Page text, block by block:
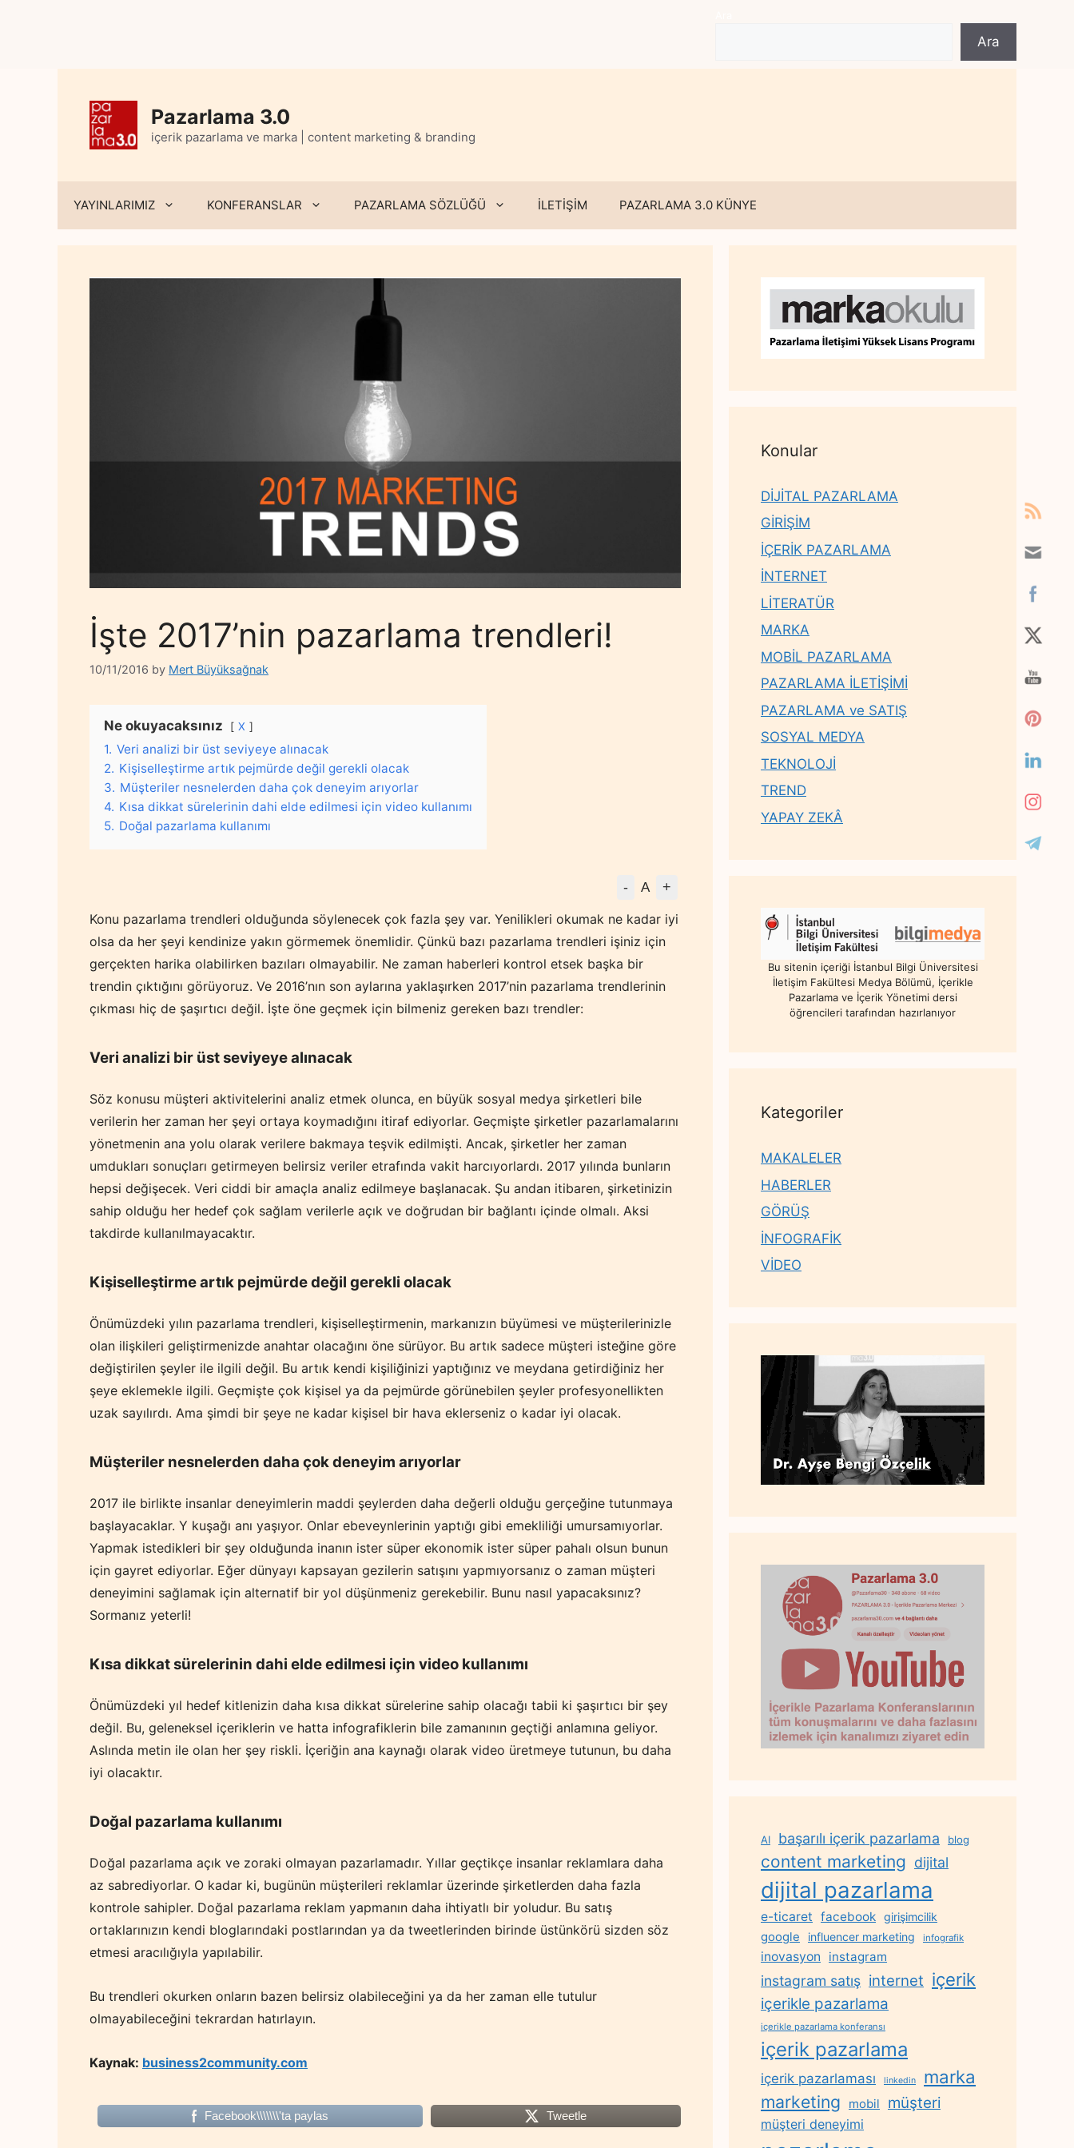
Ara
Pazarlama 3.0
içerik pazarlama ve marka | content marketing & branding
YAYINLARIMIZ KONFERANSLAR PAZARLAMA SÖZLÜĞÜ İLETİŞİM PAZARLAMA 3.0 KÜNYE
İşte 2017’nin pazarlama trendleri!
10/11/2016 by Mert Büyüksağnak
Ne okuyacaksınız X
1. Veri analizi bir üst seviyeye alınacak
2. Kişiselleştirme artık pejmürde değil gerekli olacak
3. Müşteriler nesnelerden daha çok deneyim arıyorlar
4. Kısa dikkat sürelerinin dahi elde edilmesi için video kullanımı
5. Doğal pazarlama kullanımı
- A
+
Konu pazarlama trendleri olduğunda söylenecek çok fazla şey var. Yenilikleri okumak ne kadar iyi
olsa da her şeyi kendinize yakın görmemek önemlidir. Çünkü bazı pazarlama trendleri işiniz için
gerçekten harika olabilirken bazıları olmayabilir. Ne zaman haberleri kontrol etsek başka bir
trendin çıktığını görüyoruz. Ve 2016’nın son aylarına yaklaşırken 2017’nin pazarlama trendlerinin
çıkması hiç de şaşırtıcı değil. İşte öne geçmek için bilmeniz gereken bazı trendler:
Veri analizi bir üst seviyeye alınacak
Söz konusu müşteri aktivitelerini analiz etmek olunca, en büyük sosyal medya şirketleri bile
verilerin her zaman her şeyi ortaya koymadığını itiraf ediyorlar. Geçmişte şirketler pazarlamalarını
yönetmenin ana yolu olarak verilere bakmaya teşvik edilmişti. Ancak, şirketler her zaman
umdukları sonuçları getirmeyen belirsiz veriler etrafında vakit harcıyorlardı. 2017 yılında bunların
hepsi değişecek. Veri ciddi bir amaçla analiz edilmeye başlanacak. Şu andan itibaren, şirketinizin
sahip olduğu her hedef çok sağlam verilerle açık ve doğrudan bir bağlantı içinde olmalı. Aksi
takdirde kullanılmayacaktır.
Kişiselleştirme artık pejmürde değil gerekli olacak
Önümüzdeki yılın pazarlama trendleri, kişiselleştirmenin, markanızın büyümesi ve müşterilerinizle
olan ilişkileri geliştirmenizde anahtar olacağını öne sürüyor. Bu artık sadece müşteri isteğine göre
değiştirilen şeyler ile ilgili değil. Bu artık kendi kişiliğinizi yaptığınız ve meydana getirdiğiniz her
şeye eklemekle ilgili. Geçmişte çok kişisel ya da pejmürde görünebilen şeyler profesyonellikten
uzak sayılırdı. Ama şimdi bir şeye ne kadar kişisel bir hava eklerseniz o kadar iyi olacak.
Müşteriler nesnelerden daha çok deneyim arıyorlar
2017 ile birlikte insanlar deneyimlerin maddi şeylerden daha değerli olduğu gerçeğine tutunmaya
başlayacaklar. Y kuşağı anı yaşıyor. Onlar ebeveynlerinin yaptığı gibi emekliliği umursamıyorlar.
Yapmak istedikleri bir şey olduğunda inanın ister süper ekonomik ister süper pahalı olsun bunun
için gayret ediyorlar. Eğer dünyayı kapsayan gezilerin satışını yapmıyorsanız o zaman müşteri
deneyimini sağlamak için alternatif bir yol düşünmeniz gerekebilir. Bunu nasıl yapacaksınız?
Sormanız yeterli!
Kısa dikkat sürelerinin dahi elde edilmesi için video kullanımı
Önümüzdeki yıl hedef kitlenizin daha kısa dikkat sürelerine sahip olacağı tabii ki şaşırtıcı bir şey
değil. Bu, geleneksel içeriklerin ve hatta infografiklerin bile zamanının geçtiği anlamına geliyor.
Aslında metin ile olan her şey riskli. İçeriğin ana kaynağı olarak video üretmeye tutunun, bu daha
iyi olacaktır.
Doğal pazarlama kullanımı
Doğal pazarlama açık ve zoraki olmayan pazarlamadır. Yıllar geçtikçe insanlar reklamlara daha
az sabrediyorlar. O kadar ki, bugünün müşterileri reklamlar üzerinde şirketlerden daha fazla
kontrole sahipler. Doğal pazarlama reklam yapmanın daha ihtiyatlı bir yoludur. Bu satış
ortaklarınızın kendi bloglarındaki postlarından ya da tweetlerinden birinde üstünkörü sizden söz
etmesi aracılığıyla yapılabilir.
Bu trendleri okurken onların bazen belirsiz olabileceğini ya da her zaman elle tutulur
olmayabileceğini tekrardan hatırlayın.
Kaynak: business2community.com
Facebook\\\\\\\'ta paylas Tweetle
Konular
DİJİTAL PAZARLAMA
GİRİŞİM
İÇERİK PAZARLAMA
İNTERNET
LİTERATÜR
MARKA
MOBİL PAZARLAMA
PAZARLAMA İLETİŞİMİ
PAZARLAMA ve SATIŞ
SOSYAL MEDYA
TEKNOLOJİ
TREND
YAPAY ZEKÂ
Bu sitenin içeriği İstanbul Bilgi Üniversitesi
İletişim Fakültesi Medya Bölümü, İçerikle
Pazarlama ve İçerik Yönetimi dersi
öğrencileri tarafından hazırlanıyor
Kategoriler
MAKALELER
HABERLER
GÖRÜŞ
İNFOGRAFİK
VİDEO
AI başarılı içerik pazarlama blog
content marketing dijital
dijital pazarlama
e-ticaret facebook girişimcilik
google influencer marketing infografik
inovasyon instagram
instagram satış internet içerik
içerikle pazarlama
içerikle pazarlama konferansı
içerik pazarlama
içerik pazarlaması linkedin marka
marketing mobil müşteri
müşteri deneyimi